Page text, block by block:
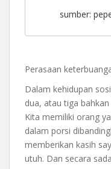
sumber:
Perasaan
Dalam kehidupan
dua, atau tiga
Kita memiliki orang
dalam porsi
memberikan kasih
utuh. Dan secara